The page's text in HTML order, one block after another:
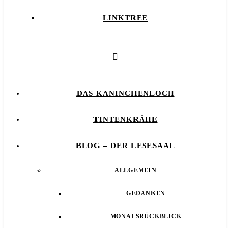
LINKTREE
DAS KANINCHENLOCH
TINTENKRÄHE
BLOG – DER LESESAAL
ALLGEMEIN
GEDANKEN
MONATSRÜCKBLICK